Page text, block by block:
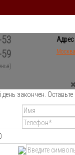
Москва
закончен.